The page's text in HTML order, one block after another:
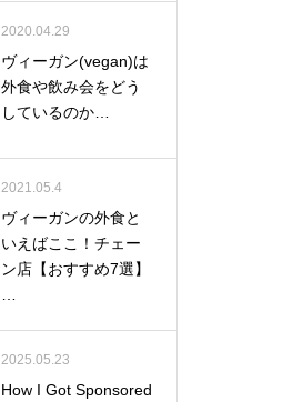
2020.04.29
ヴィーガン(vegan)は
外食や飲み会をどう
しているのか…
2021.05.4
ヴィーガンの外食と
いえばここ！チェー
ン店【おすすめ7選】
2025.05.23
How I Got Sponsored